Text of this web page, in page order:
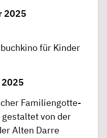
2025
für Kin­der
2025
Fa­m­il­i­eng­otte­
von der
Al­ten Dar­re